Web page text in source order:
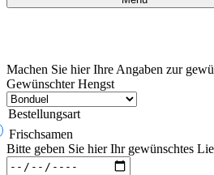
Machen Sie hier Ihre Angaben zur
Gewünschter Hengst
Bestellungsart
Frischsamen
Bitte geben Sie hier Ihr gewünschtes